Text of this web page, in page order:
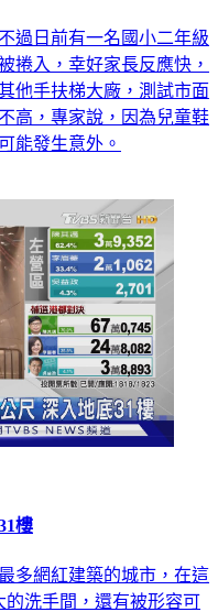
過日前有一名國小二年級
捲入，幸好家長反應快，
他手扶梯大廠，測試市面
高，專家說，因為兒童鞋
能發生意外。
樓
多網紅建築的城市，在這
洗手間，還有被形容可